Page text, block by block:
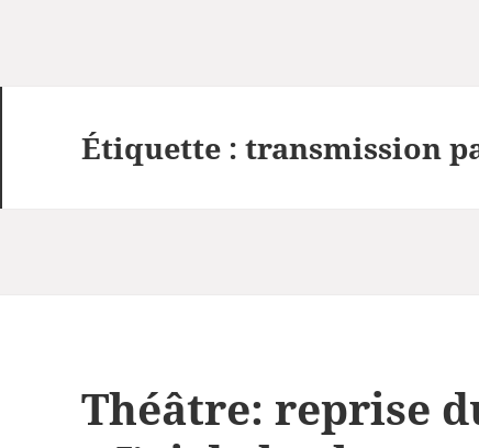
Étiquette :transmission
Théâtre: reprise